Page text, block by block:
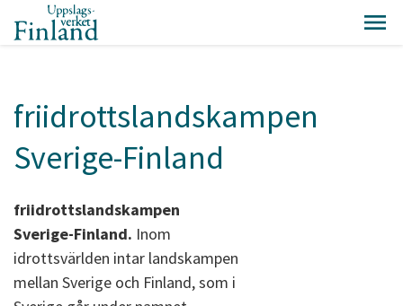
friidrottslandskampen
Sverige-Finland
friidrottslandskampen
Sverige-Finland. Inom
idrottsvärlden intar landskampen
mellan Sverige och Finland, som i